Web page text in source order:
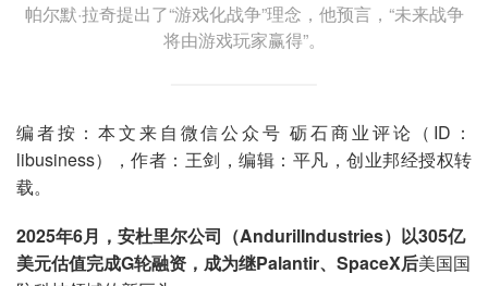
帕尔默·拉奇提出了“游戏化战争”理念，他预言，“未来战争
将由游戏玩家赢得”。
编者按：本文来自微信公众号 砺石商业评论（ID：
libusiness），作者：王剑，编辑：平凡，创业邦经授权转
载。
2025年6月，安杜里尔公司（AndurilIndustries）以305亿
美元估值完成G轮融资，成为继Palantir、SpaceX后美国国